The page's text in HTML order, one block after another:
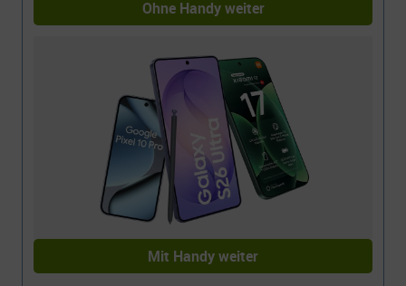
Ohne Handy weiter
Mit Handy weiter